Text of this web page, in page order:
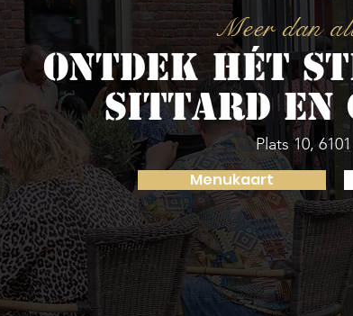
Meer dan
Ontdek hét
sittard en
Plats 10,
Menukaart